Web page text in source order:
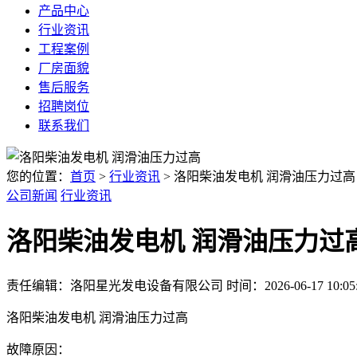
产品中心
行业资讯
工程案例
厂房面貌
售后服务
招聘岗位
联系我们
您的位置： 首页 > 行业资讯 > 洛阳柴油发电机 润滑油压力过高
公司新闻 行业资讯
洛阳柴油发电机 润滑油压力过
责任编辑：洛阳星光发电设备有限公司 时间：2026-06-17
洛阳柴油发电机 润滑油压力过高
故障原因：